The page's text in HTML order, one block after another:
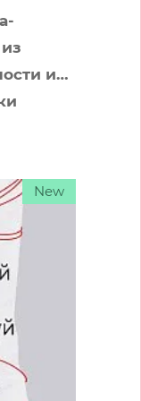
и
New